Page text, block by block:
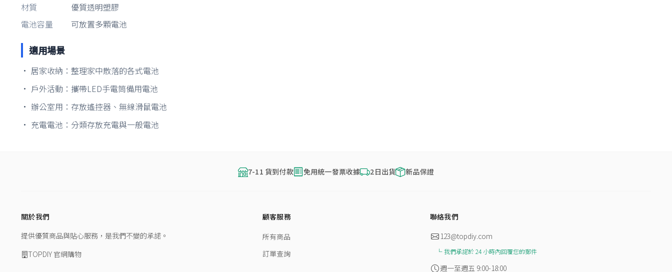
材質
優質透明塑膠
電池容量
可放置多顆電池
適用場景
• 居家收納：整理家中散落的各式電池
• 戶外活動：攜帶LED手電筒備用電池
• 辦公室用：存放遙控器、無線滑鼠電池
• 充電電池：分類存放充電與一般電池
7-11 貨到付款 免用統一發票收據 2日出貨 新品保證
關於我們
提供優質商品與貼心服務，是我們不變的承諾。
TOPDIY 官網購物
顧客服務
所有商品
訂單查詢
聯絡我們
123@topdiy.com
我們承諾於 24 小時內回覆您的郵件
週一至週五 9:00-18:00